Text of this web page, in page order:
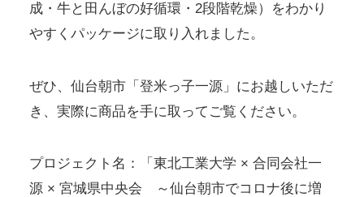
成・牛と田んぼの好循環・2段階乾燥）をわかり
やすくパッケージに取り入れました。
ぜひ、仙台朝市「登米っ子一源」にお越しいただ
き、実際に商品を手に取ってご覧ください。
プロジェクト名：「東北工業大学 × 合同会社一
源 × 宮城県中央会 ～仙台朝市でコロナ後に増